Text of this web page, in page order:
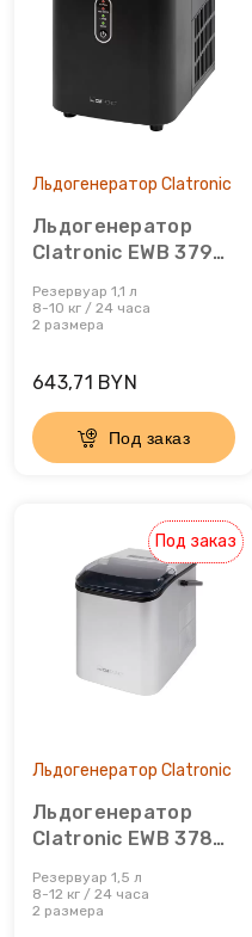
Льдогенератор Clatronic
Льдогенератор
Clatronic EWB 3798
Резервуар 1,1 л
8-10 кг / 24 часа
2 размера
643,71 BYN
Под заказ
Под заказ
Льдогенератор Clatronic
Льдогенератор
Clatronic EWB 3785
Резервуар 1,5 л
8-12 кг / 24 часа
2 размера
Микроволновые печи
Мультиварки
Мультиварки
Мясорубки
Настольные плиты
Открывалки
Перколяторы
Плитки
Рисоварки, пароварки